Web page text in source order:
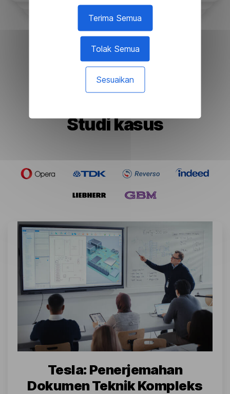
Terima Semua
Tolak Semua
Sesuaikan
Akses Uji Coba
Studi kasus
Tesla: Penerjemahan
Dokumen Teknik Kompleks